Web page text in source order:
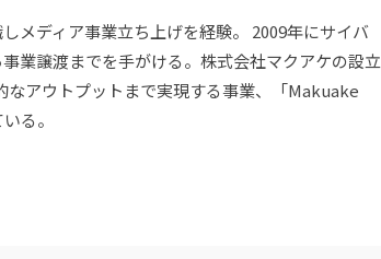
メディア事業立ち上げを経験。 2009年にサイバ
業譲渡までを手がける。株式会社マクアケの設立
アウトプットまで実現する事業、「Makuake
る。